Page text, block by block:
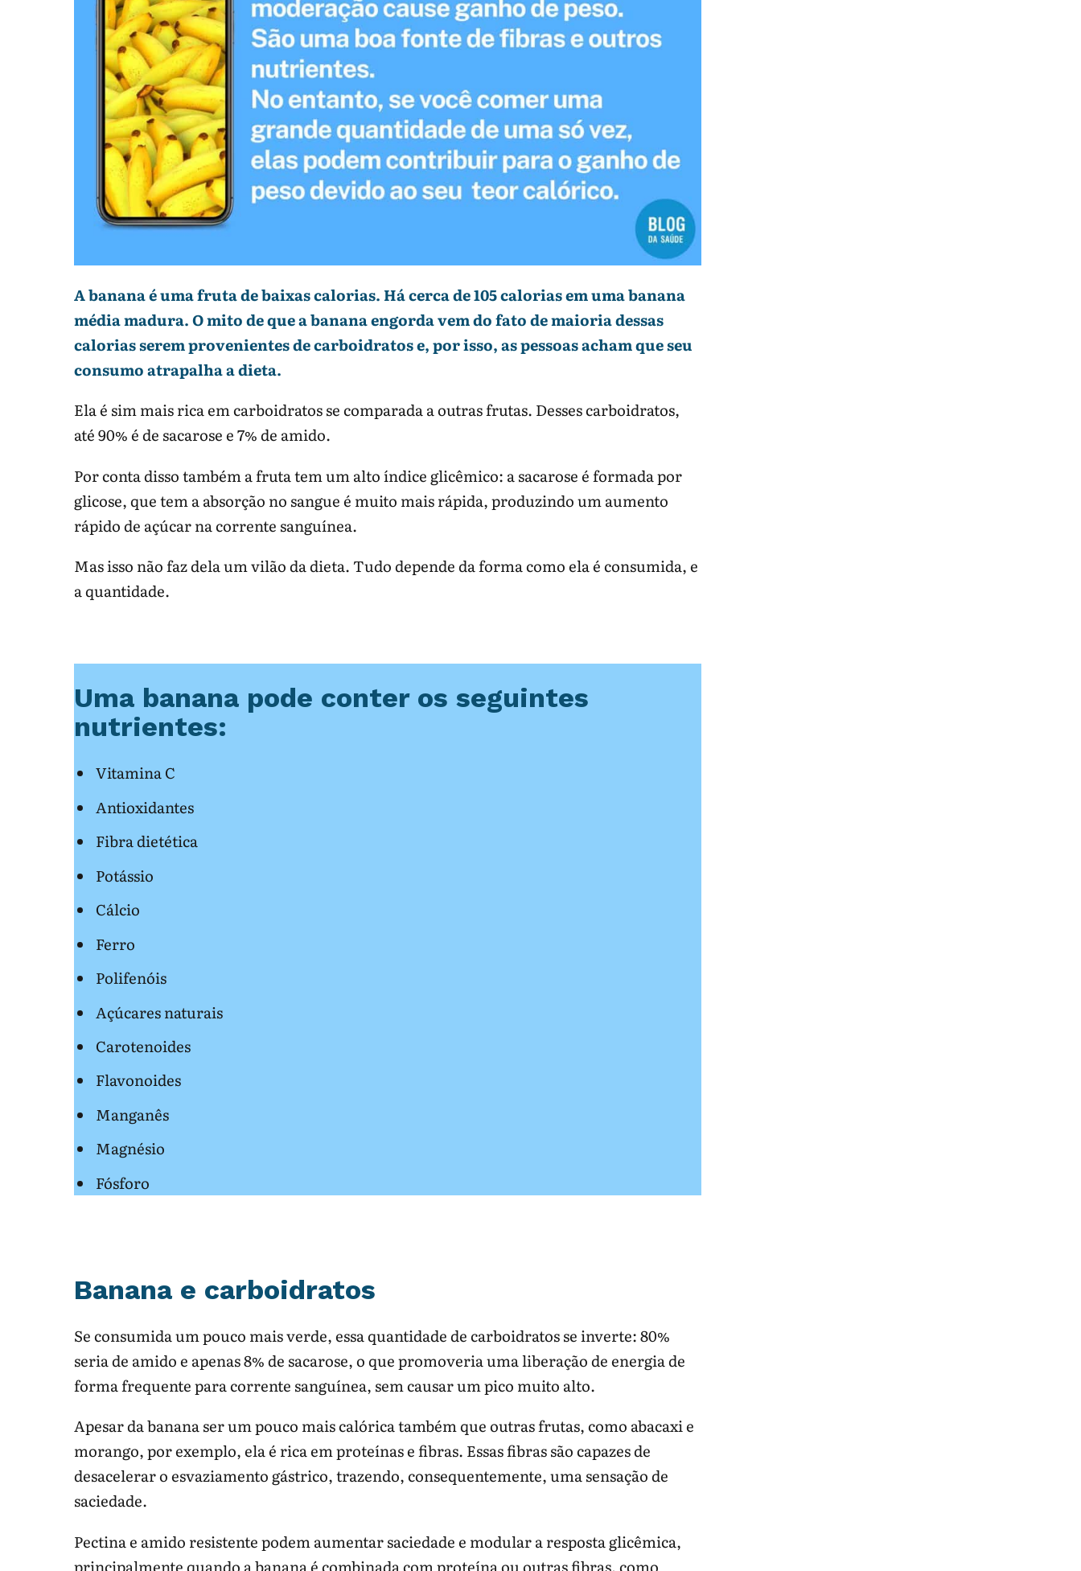
A banana é uma fruta de baixas calorias. Há cerca de 105 calorias em uma banana
média madura. O mito de que a banana engorda vem do fato de maioria dessas
calorias serem provenientes de carboidratos e, por isso, as pessoas acham que seu
consumo atrapalha a dieta.
Ela é sim mais rica em carboidratos se comparada a outras frutas. Desses carboidratos,
até 90% é de sacarose e 7% de amido.
Por conta disso também a fruta tem um alto índice glicêmico: a sacarose é formada por
glicose, que tem a absorção no sangue é muito mais rápida, produzindo um aumento
rápido de açúcar na corrente sanguínea.
Mas isso não faz dela um vilão da dieta. Tudo depende da forma como ela é consumida, e
a quantidade.
Uma banana pode conter os seguintes
nutrientes:
Vitamina C
Antioxidantes
Fibra dietética
Potássio
Cálcio
Ferro
Polifenóis
Açúcares naturais
Carotenoides
Flavonoides
Manganês
Magnésio
Fósforo
Banana e carboidratos
Se consumida um pouco mais verde, essa quantidade de carboidratos se inverte: 80%
seria de amido e apenas 8% de sacarose, o que promoveria uma liberação de energia de
forma frequente para corrente sanguínea, sem causar um pico muito alto.
Apesar da banana ser um pouco mais calórica também que outras frutas, como abacaxi e
morango, por exemplo, ela é rica em proteínas e fibras. Essas fibras são capazes de
desacelerar o esvaziamento gástrico, trazendo, consequentemente, uma sensação de
saciedade.
Pectina e amido resistente podem aumentar saciedade e modular a resposta glicêmica,
principalmente quando a banana é combinada com proteína ou outras fibras, como